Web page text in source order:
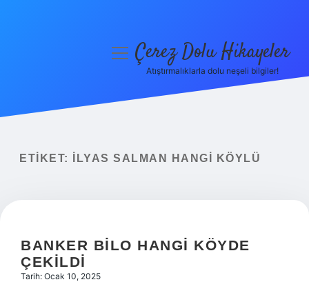
Yasal Uyarı
menüyüÇerez Dolu Hikayeler
Atıştırmalıklarla dolu neşeli bilgiler!
ETIKET: İLYAS SALMAN HANGI KÖYLÜ
BANKER BILO HANGI KÖYDE
ÇEKILDI
Tarih: Ocak 10, 2025